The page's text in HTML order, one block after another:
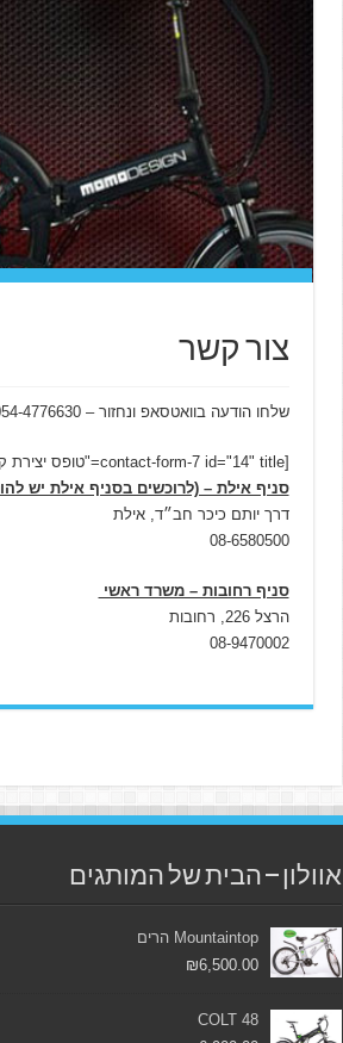
צור קשר
שלחו הודעה בוואטסאפ ונחזור – 054-4776630 / 1-800-433-433
[contact-form-7 id="14" title="טופס יצירת קשר + הודעה"]
סניף אילת – (לרוכשים בסניף אילת יש
דרך יותם כיכר חב״ד, אילת
08-6580500
סניף רחובות – משרד ראשי
הרצל 226, רחובות
08-9470002
אוולון – הבית של המותגים
Mountaintop הרים
₪6,500.00
COLT 48